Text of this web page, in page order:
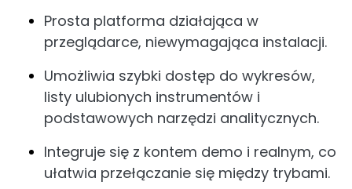
Prosta platforma działająca w
przeglądarce, niewymagająca instalacji.
Umożliwia szybki dostęp do wykresów,
listy ulubionych instrumentów i
podstawowych narzędzi analitycznych.
Integruje się z kontem demo i realnym, co
ułatwia przełączanie się między trybami.